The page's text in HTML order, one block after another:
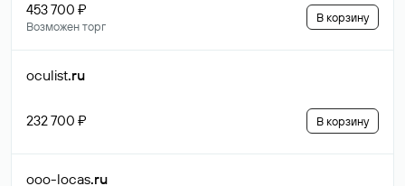
453 700 ₽
Возможен торг
В корзину
oculist.ru
232 700 ₽ В корзину
ooo-locas.ru